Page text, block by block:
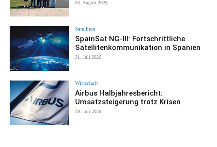
03. August 2026
Satelliten
SpainSat NG-III: Fortschrittliche
Satellitenkommunikation in Spanien
31. Juli 2026
Wirtschaft
Airbus Halbjahresbericht:
Umsatzsteigerung trotz Krisen
29. Juli 2026